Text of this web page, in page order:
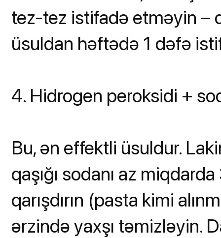
tez-tez istifadə etməyin –
üsuldan həftədə 1 dəfə
4. Hidrogen peroksidi +
Bu, ən effektli üsuldur.
qaşığı sodanı az
qarışdırın (pasta kimi
ərzində yaxşı təmizləyin.